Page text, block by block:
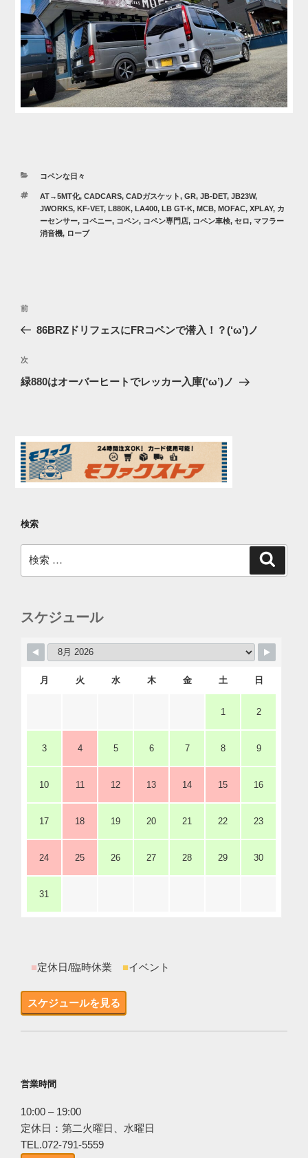
カ
ゴ
リ
コペンな日々
タ
グ
AT→5MT化, CADCARS, CADガスケット, GR, JB-DET, JB23W,
JWORKS, KF-VET, L880K, LA400, LB GT-K, MCB, MOFAC, XPLAY, カ
ーセンサー, コペニー, コペン, コペン専門店, コペン車検, セロ, マフラー
消音機, ローブ
投
ナ
ビ
ゲ
ン
過
去
投
稿
前
86BRZドリフェスにFRコペンで潜入！？(‘ω’)ノ
次
の
次
緑880はオーバーヒートでレッカー入庫(‘ω’)ノ
検索
索:
スケジュール
月 火 水 木 金 土 日
1 2
3 4 5 6 7 8 9
10 11 12 13 14 15 16
17 18 19 20 21 22 23
24 25 26 27 28 29 30
31
■定休日/臨時休業 ■イベント
スケジュールを見る
営業時間
10:00 – 19:00
定休日：第二火曜日、水曜日
TEL.072-791-5559